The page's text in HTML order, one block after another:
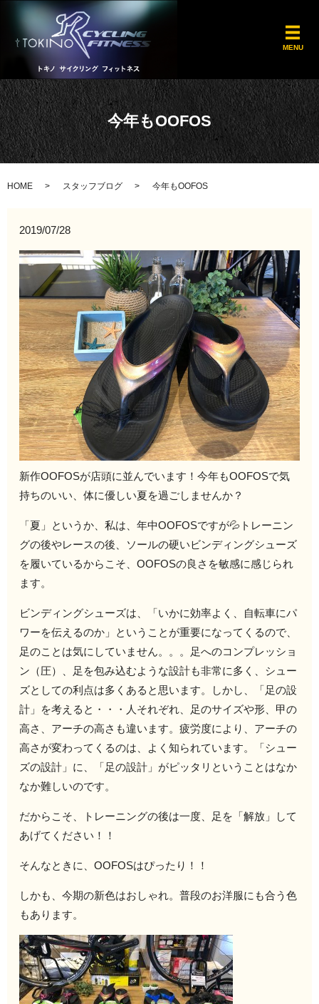
MENU
今年もOOFOS
HOME スタッフブログ 今年もOOFOS
2019/07/28
新作OOFOSが店頭に並んでいます！今年もOOFOSで気
持ちのいい、体に優しい夏を過ごしませんか？
「夏」というか、私は、年中OOFOSですが💦トレーニン
グの後やレースの後、ソールの硬いビンディングシューズ
を履いているからこそ、OOFOSの良さを敏感に感じられ
ます。
ビンディングシューズは、「いかに効率よく、自転車にパ
ワーを伝えるのか」ということが重要になってくるので、
足のことは気にしていません。。。足へのコンプレッショ
ン（圧）、足を包み込むような設計も非常に多く、シュー
ズとしての利点は多くあると思います。しかし、「足の設
計」を考えると・・・人それぞれ、足のサイズや形、甲の
高さ、アーチの高さも違います。疲労度により、アーチの
高さが変わってくるのは、よく知られています。「シュー
ズの設計」に、「足の設計」がピッタリということはなか
なか難しいのです。
だからこそ、トレーニングの後は一度、足を「解放」して
あげてください！！
そんなときに、OOFOSはぴったり！！
しかも、今期の新色はおしゃれ。普段のお洋服にも合う色
もあります。